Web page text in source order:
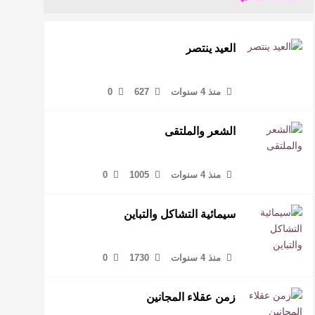
العيد ينتصر
منذ 4 سنوات 627
0
الشعر والملتقى
منذ 4 سنوات 1005
0
سيمائية التشاكل والتباين
منذ 4 سنوات 1730
0
زمن عقلاء المجانين